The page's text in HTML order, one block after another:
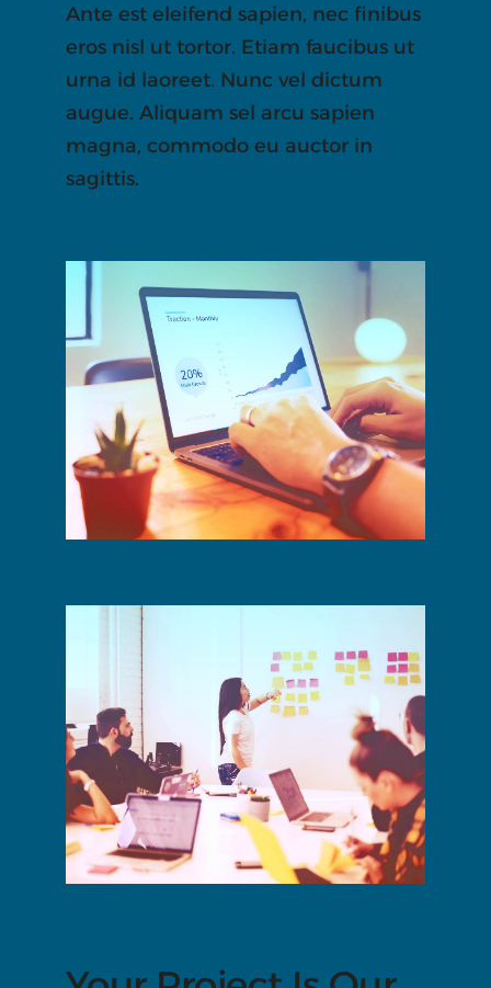
Ante est eleifend sapien, nec finibus
eros nisl ut tortor. Etiam faucibus ut
urna id laoreet. Nunc vel dictum
augue. Aliquam sel arcu sapien
magna, commodo eu auctor in
sagittis.